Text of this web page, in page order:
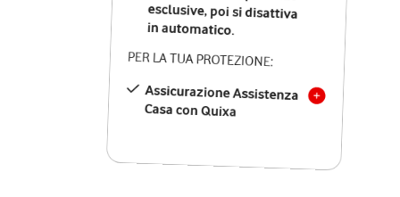
in automatico.
PER LA TUA PROTEZIONE:
Assicurazione Assistenza
Casa con Quixa